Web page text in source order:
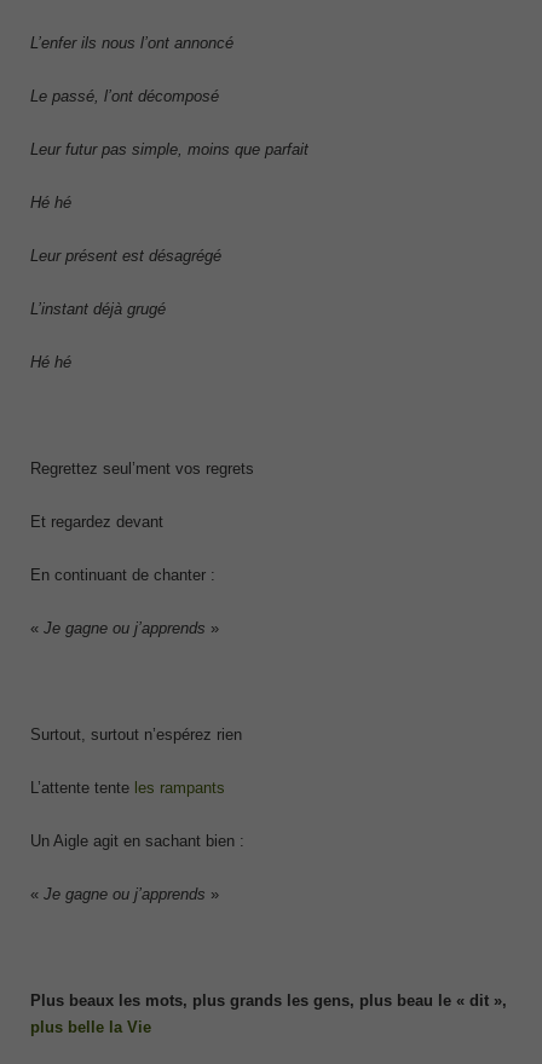
L’enfer ils nous l’ont annoncé
Le passé, l’ont décomposé
Leur futur pas simple, moins que parfait
Hé hé
Leur présent est désagrégé
L’instant déjà grugé
Hé hé
Regrettez seul’ment vos regrets
Et regardez devant
En continuant de chanter :
« Je gagne ou j’apprends »
Surtout, surtout n’espérez rien
L’attente tente les rampants
Un Aigle agit en sachant bien :
« Je gagne ou j’apprends »
Plus beaux les mots, plus grands les gens, plus beau le « dit »,
plus belle la Vie